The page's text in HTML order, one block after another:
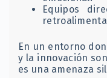
Equipos
En un entorno
y la innovación
es una amenaza